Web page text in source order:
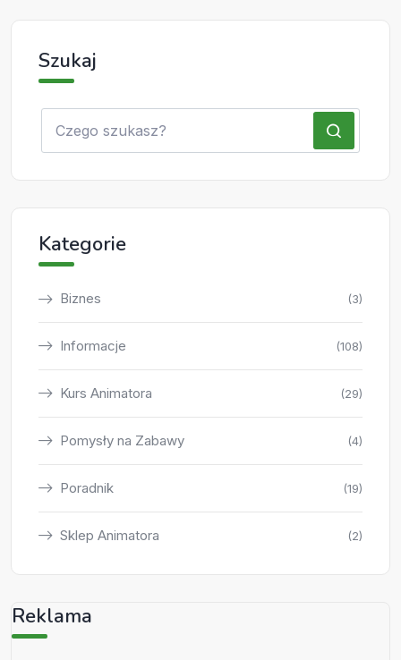
Szukaj
Kategorie
Biznes (3)
Informacje (108)
Kurs Animatora (29)
Pomysły na Zabawy (4)
Poradnik (19)
Sklep Animatora (2)
Reklama